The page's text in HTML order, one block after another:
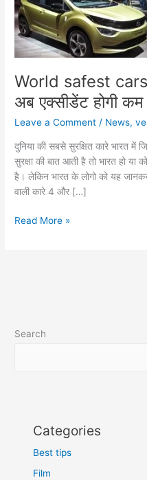
World safest
अब एक्सीडेंट होगी कम
Leave a Comment / News,
दुनिया की सबसे सुरक्षित कारे भारत में
सुरक्षा की बात आती है तो भारत हो या
है। लेकिन भारत के लोगो को यह
वाली कारे 4 और […]
World
होगी
Read More »
Search
Categories
Best tips
Film